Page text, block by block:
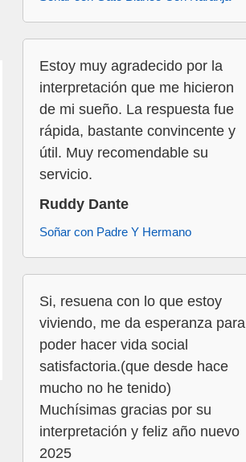
Estoy muy agradecido por la
interpretación que me hicieron
de mi sueño. La respuesta fue
rápida, bastante convincente y
útil. Muy recomendable su
servicio.
Ruddy Dante
Soñar con Padre Y Hermano
Si, resuena con lo que estoy
viviendo, me da esperanza para
poder hacer vida social
satisfactoria.(que desde hace
mucho no he tenido)
Muchísimas gracias por su
interpretación y feliz año nuevo
2025